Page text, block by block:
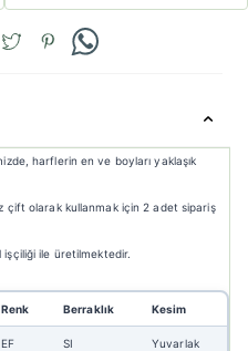
harflerin en ve boyları yaklaşık
çift olarak kullanmak için 2 adet sipariş
ile üretilmektedir.
Renk Berraklık Kesim
EF SI
Yuvarlak